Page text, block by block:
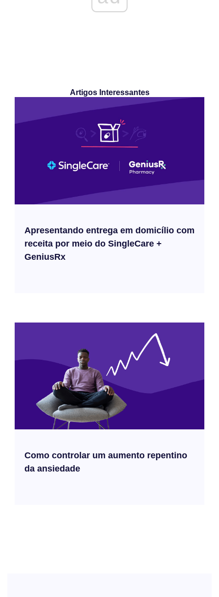
Artigos Interessantes
Apresentando entrega em domicílio com
receita por meio do SingleCare +
GeniusRx
Como controlar um aumento repentino
da ansiedade